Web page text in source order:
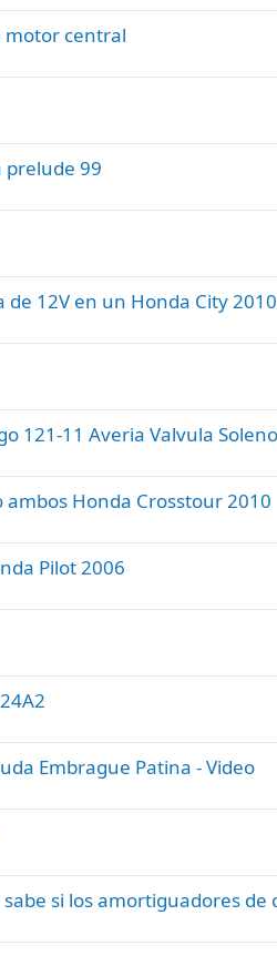
motor central
prelude 99
12V en un Honda City
121-11 Averia Valvula
Honda Crosstour 2010
Pilot 2006
Embrague Patina - Video
si los amortiguadores